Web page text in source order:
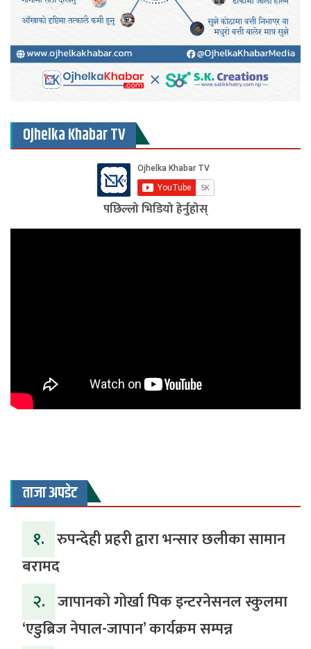
Ojhelka Khabar TV
पछिल्लो भिडियो हेर्नुहोस्
ताजा अपडेट
१. रुपन्देही प्रहरी द्वारा भन्सार छलीका सामान
बरामद
२. जापानको गोर्खा पिक इन्टरनेसनल स्कुलमा
‘एडुब्रिज नेपाल-जापान’ कार्यक्रम सम्पन्न